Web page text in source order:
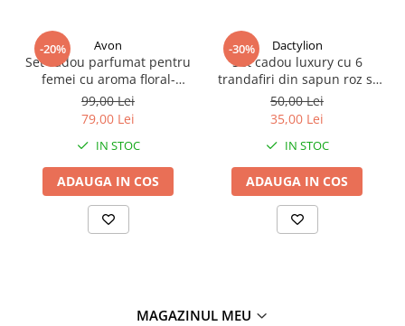
-20% Avon
Set cadou parfumat pentru
femei cu aroma floral-
lemnoasa si accente de
mosc, apa de parfum 50 ml,
lotiune de corp 125 ml si
spray de corp 100 ml, ideal
pentru cadou elegant
99,00 Lei
79,00 Lei
IN STOC
ADAUGA IN COS
-30% Dactylion
Set cadou luxury cu 6
trandafiri din sapun roz si
bratara decorativa, cutie
premium Love Forever, cu
punga cadou
50,00 Lei
35,00 Lei
IN STOC
ADAUGA IN COS
MAGAZINUL MEU